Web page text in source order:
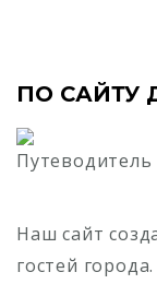
ПО САЙТУ
Наш сайт
гостей города.